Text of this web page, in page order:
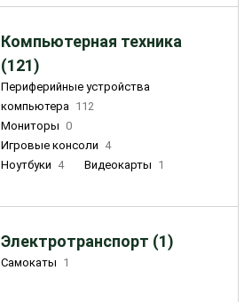
Компьютерная техника
(121)
Периферийные устройства
компьютера 112
Мониторы 0
Игровые консоли 4
Ноутбуки 4 Видеокарты 1
Электротранспорт (1)
Самокаты 1